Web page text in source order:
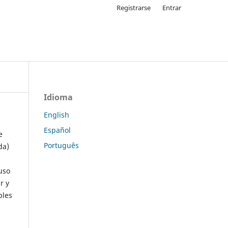
Registrarse Entrar
y
Idioma
English
Español
Português